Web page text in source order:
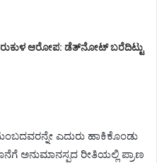
ಆರೋಪ: ಡೆತ್‌ನೋಟ್‌ ಬರೆದಿಟ್ಟು
ಎದುರು ಹಾಕಿಕೊಂಡು
ಅನುಮಾನಸ್ಪದ ರೀತಿಯಲ್ಲಿ ಪ್ರಾಣ